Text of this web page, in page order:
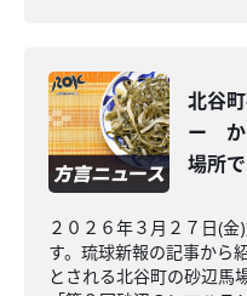
北谷
ー か
場所で
２０２６年３月２７日(
す。琉球新報の記事から
とされる北谷町の砂辺馬